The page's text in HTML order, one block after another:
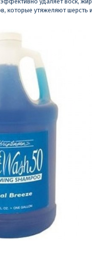
которые утяжеляют шерсть